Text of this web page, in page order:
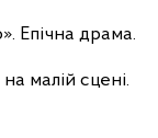
Епічна драма.
малій сцені.